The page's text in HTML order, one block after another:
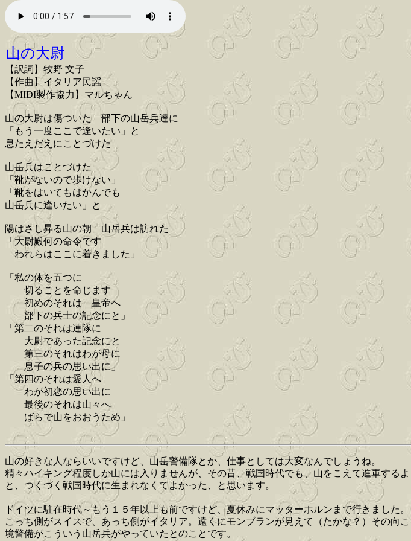
山の大尉
【訳詞】牧野 文子
【作曲】イタリア民謡
【MIDI製作協力】マルちゃん
山の大尉は傷ついた 部下の山岳兵達に
「もう一度ここで逢いたい」と
息たえだえにことづけた
山岳兵はことづけた
「靴がないので歩けない」
「靴をはいてもはかんでも
山岳兵に逢いたい」と
陽はさし昇る山の朝 山岳兵は訪れた
「大尉殿何の命令です
われらはここに着きました」
「私の体を五つに
切ることを命じます
初めのそれは 皇帝へ
部下の兵士の記念にと」
「第二のそれは連隊に
大尉であった記念にと
第三のそれはわが母に
息子の兵の思い出に」
「第四のそれは愛人へ
わが初恋の思い出に
最後のそれは山々へ
ばらで山をおおうため」
山の好きな人ならいいですけど、山岳警備隊とか、仕事としては大変なんでしょうね。
精々ハイキング程度しか山には入りませんが、その昔、戦国時代でも、山をこえて進軍する
と、つくづく戦国時代に生まれなくてよかった、と思います。
ドイツに駐在時代～もう１５年以上も前ですけど、夏休みにマッターホルンまで行きました。
こっち側がスイスで、あっち側がイタリア。遠くにモンブランが見えて（たかな？）その
境警備がこういう山岳兵がやっていたとのことです。